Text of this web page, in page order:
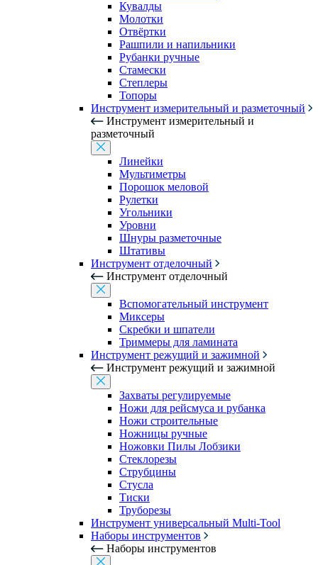
Кувалды
Молотки
Отвёртки
Рашпили и напильники
Рубанки ручные
Стамески
Степлеры
Топоры
Инструмент измерительный и разметочный
Инструмент измерительный и
разметочный
Линейки
Мультиметры
Порошок меловой
Рулетки
Угольники
Уровни
Шнуры разметочные
Штативы
Инструмент отделочный
Инструмент отделочный
Вспомогательный инструмент
Миксеры
Скребки и шпатели
Триммеры для ламината
Инструмент режущий и зажимной
Инструмент режущий и зажимной
Захваты регулируемые
Ножи для рейсмуса и рубанка
Ножи строительные
Ножницы ручные
Ножовки Пилы Лобзики
Стеклорезы
Струбцины
Стусла
Тиски
Труборезы
Инструмент универсальный Multi-Tool
Наборы инструментов
Наборы инструментов